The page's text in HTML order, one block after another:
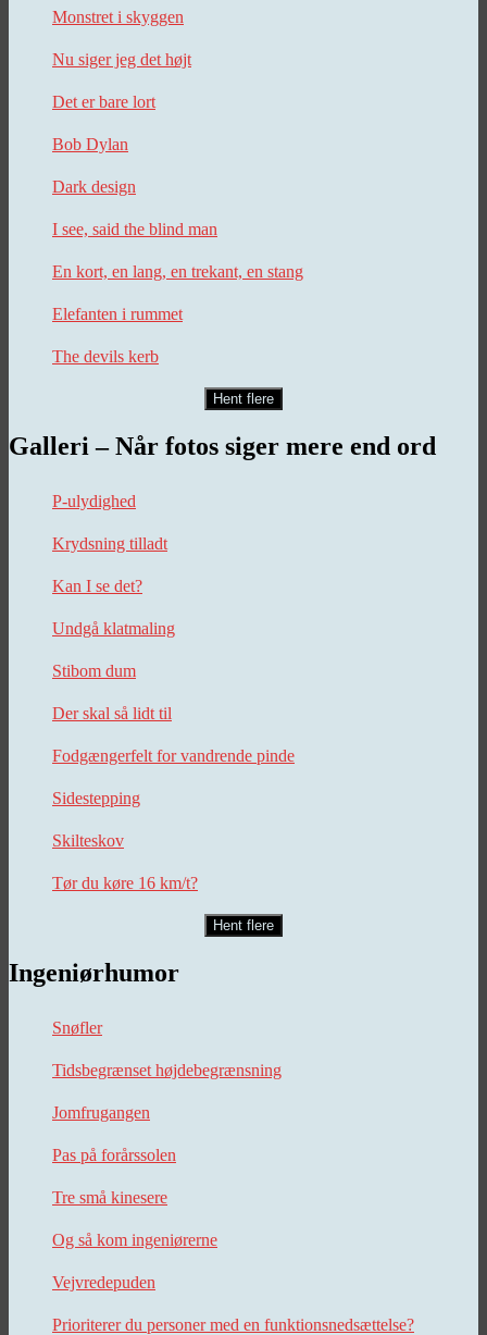
Monstret i skyggen
Nu siger jeg det højt
Det er bare lort
Bob Dylan
Dark design
I see, said the blind man
En kort, en lang, en trekant, en stang
Elefanten i rummet
The devils kerb
Hent flere
Galleri – Når fotos siger mere end ord
P-ulydighed
Krydsning tilladt
Kan I se det?
Undgå klatmaling
Stibom dum
Der skal så lidt til
Fodgængerfelt for vandrende pinde
Sidestepping
Skilteskov
Tør du køre 16 km/t?
Hent flere
Ingeniørhumor
Snøfler
Tidsbegrænset højdebegrænsning
Jomfrugangen
Pas på forårssolen
Tre små kinesere
Og så kom ingeniørerne
Vejvredepuden
Prioriterer du personer med en funktionsnedsættelse?